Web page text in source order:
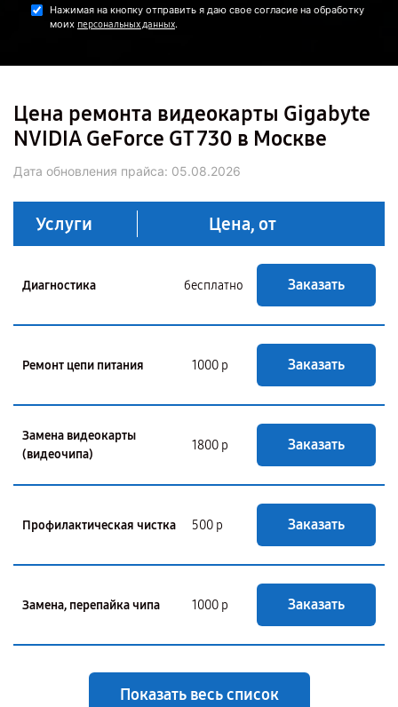
Нажимая на кнопку отправить я даю свое согласие на обработку
моих персональных данных.
Цена ремонта видеокарты Gigabyte
NVIDIA GeForce GT 730 в Москве
Дата обновления прайса: 05.08.2026
Услуги Цена, от
Диагностика бесплатно Заказать
Ремонт цепи питания 1000 р Заказать
Замена видеокарты
(видеочипа)
1800 р Заказать
Профилактическая чистка 500 р Заказать
Замена, перепайка чипа 1000 р Заказать
Показать весь список